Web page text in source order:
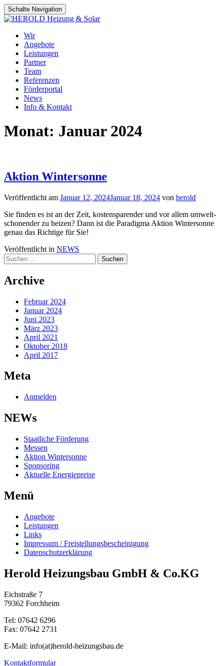
Schalte Navigation
Zum
Inhalt
springen
Wir
Angebote
Leistungen
Partner
Team
Referenzen
Förderportal
News
Info & Kontakt
Monat: Januar 2024
Aktion Wintersonne
Veröffentlicht am Januar 12, 2024Januar 18, 2024 von herold
Sie finden es ist an der Zeit, kostensparender und vor allem umwelt­­
schonender zu heizen? Dann ist die Paradigma Aktion Winter­sonne
genau das Richtige für Sie!
Veröffentlicht in NEWS
Suchen
nach:
Archive
Februar 2024
Januar 2024
Juni 2023
März 2023
April 2021
Oktober 2018
April 2017
Meta
Anmelden
NEWs
Staatliche Förderung
Messen
Aktion Wintersonne
Sponsoring
Aktuelle Energiepreise
Menü
Angebote
Leistungen
Links
Impressum / Freistellungsbescheinigung
Datenschutzerklärung
Herold Heizungsbau GmbH & Co.KG
Eichstraße 7
79362 Forchheim
Tel: 07642 6296
Fax: 07642 2731
E-Mail: info(at)herold-heizungsbau.de
Kontaktformular